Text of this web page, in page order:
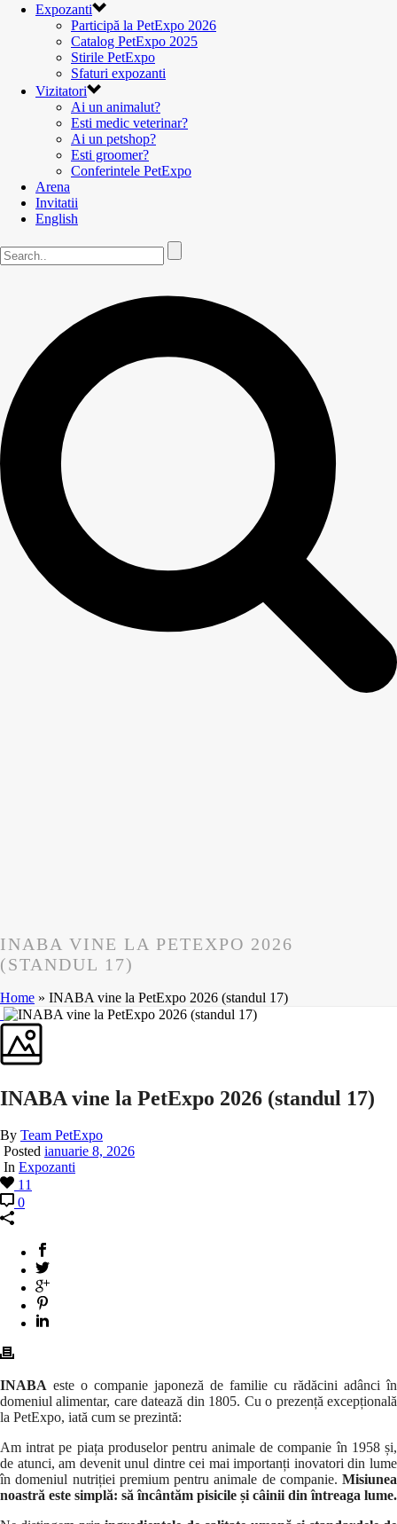
Expozanti
Participă la PetExpo 2026
Catalog PetExpo 2025
Stirile PetExpo
Sfaturi expozanti
Vizitatori
Ai un animalut?
Esti medic veterinar?
Ai un petshop?
Esti groomer?
Conferintele PetExpo
Arena
Invitatii
English
INABA VINE LA PETEXPO 2026
(STANDUL 17)
Home » INABA vine la PetExpo 2026 (standul 17)
INABA vine la PetExpo 2026 (standul 17)
By Team PetExpo
Posted ianuarie 8, 2026
In Expozanti
11
0
INABA este o companie japoneză de familie cu rădăcini adânci în
domeniul alimentar, care datează din 1805. Cu o prezență excepțională
la PetExpo, iată cum se prezintă:
Am intrat pe piața produselor pentru animale de companie în 1958 și,
de atunci, am devenit unul dintre cei mai importanți inovatori din lume
în domeniul nutriției premium pentru animale de companie. Misiunea
noastră este simplă: să încântăm pisicile și câinii din întreaga lume.